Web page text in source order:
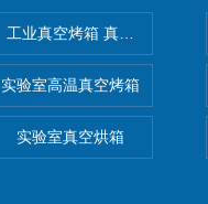
工业真空烤箱 真空烘箱
实验室高温真空烤箱
实验室真空烘箱